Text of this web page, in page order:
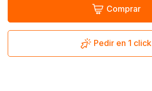
Comprar
Pedir en 1 click